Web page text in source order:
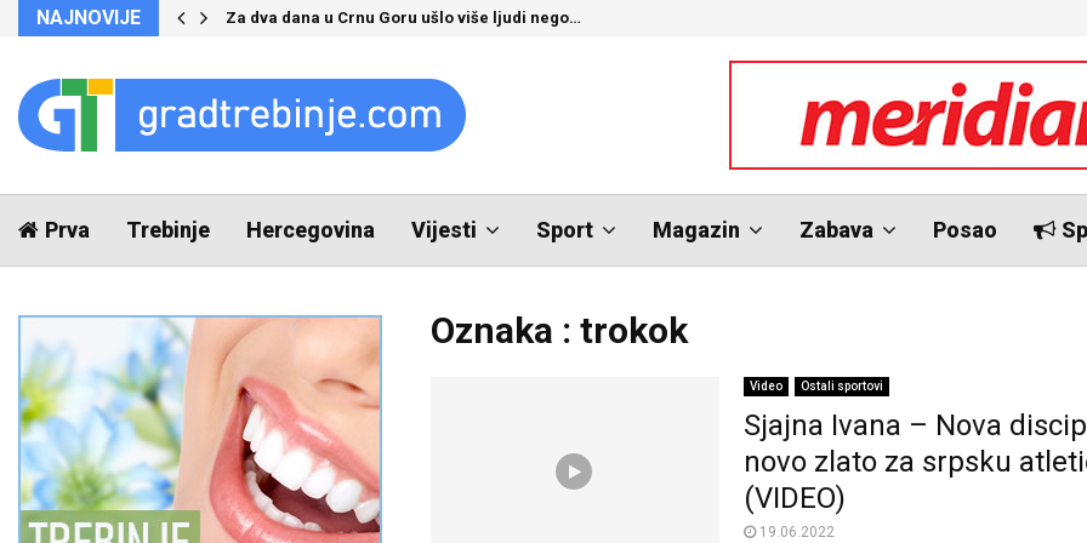
NAJNOVIJE Za dva dana u Crnu Goru ušlo više ljudi nego…
Prva Trebinje Hercegovina Vijesti Sport Magazin Zabava Posao
Oznaka : trokok
Video Ostali sportovi
Sjajna Ivana – Nova
novo zlato za srpsku
(VIDEO)
19.06.2022